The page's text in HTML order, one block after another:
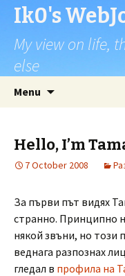
Ik0's
My view on life,
else
Menu
Hello, I’m
7 October 2008
За първи път видях
странно. Принципно
някой звъни, но този
веднага разпознах
гледал в профила на